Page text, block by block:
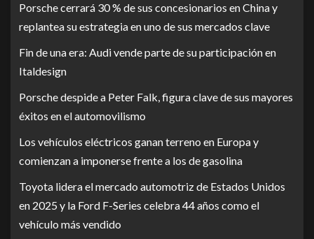
Porsche cerrará 30 % de sus concesionarios en China y
replantea su estrategia en uno de sus mercados clave
Fin de una era: Audi vende parte de su participación en
Italdesign
Porsche despide a Peter Falk, figura clave de sus mayores
éxitos en el automovilismo
Los vehículos eléctricos ganan terreno en Europa y
comienzan a imponerse frente a los de gasolina
Toyota lidera el mercado automotriz de Estados Unidos
en 2025 y la Ford F-Series celebra 44 años como el
vehículo más vendido